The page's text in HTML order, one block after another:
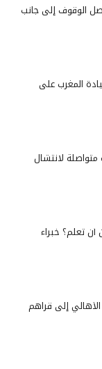
الوقوف إلى جانب
المغرب على
لانتشال
تعلم؟ خبراء
إلى قراهم